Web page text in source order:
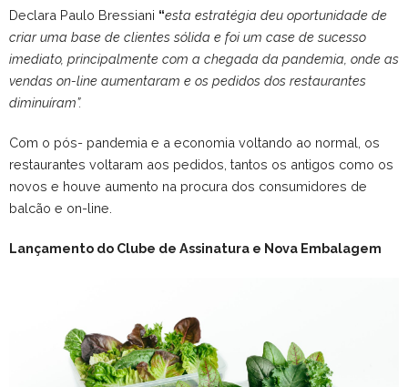
Declara Paulo Bressiani “esta estratégia deu oportunidade de
criar uma base de clientes sólida e foi um case de sucesso
imediato, principalmente com a chegada da pandemia, onde as
vendas on-line aumentaram e os pedidos dos restaurantes
diminuíram”.
Com o pós- pandemia e a economia voltando ao normal, os
restaurantes voltaram aos pedidos, tantos os antigos como os
novos e houve aumento na procura dos consumidores de
balcão e on-line.
Lançamento do Clube de Assinatura e Nova Embalagem